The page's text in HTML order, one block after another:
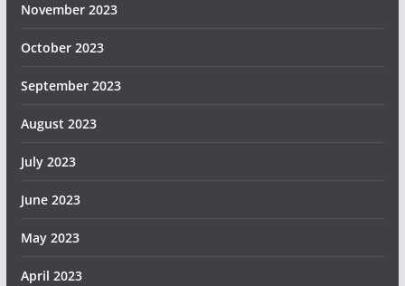
November 2023
October 2023
September 2023
August 2023
July 2023
June 2023
May 2023
April 2023